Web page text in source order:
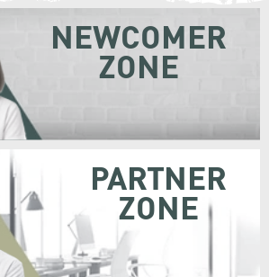
NEWCOMER
ZONE
PARTNER
ZONE